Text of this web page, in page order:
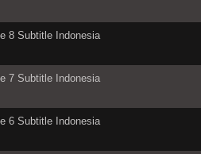
8 Subtitle Indonesia
7 Subtitle Indonesia
6 Subtitle Indonesia